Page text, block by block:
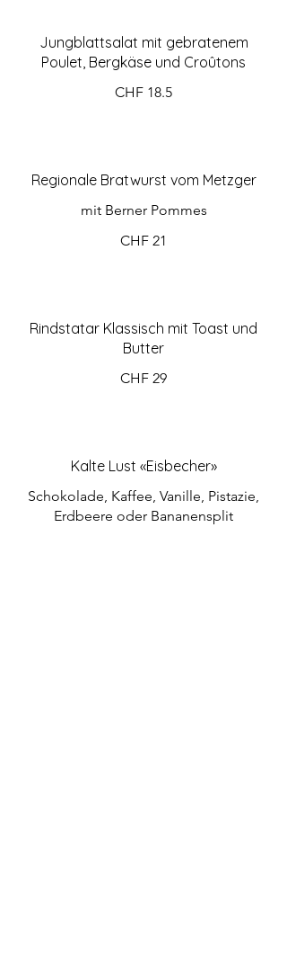
Jungblattsalat mit gebratenem
Poulet, Bergkäse und Croûtons
CHF 18.5
Regionale Bratwurst vom Metzger
mit Berner Pommes
CHF 21
Rindstatar Klassisch mit Toast und
Butter
CHF 29
Kalte Lust «Eisbecher»
Schokolade, Kaffee, Vanille, Pistazie,
Erdbeere oder Bananensplit